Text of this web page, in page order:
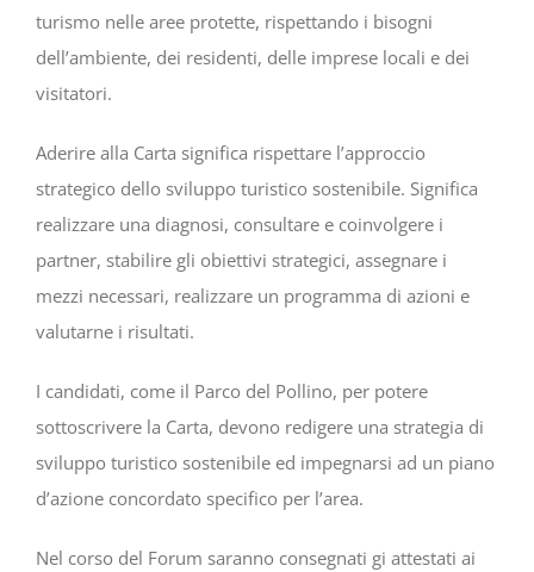
turismo nelle aree protette, rispettando i bisogni
dell’ambiente, dei residenti, delle imprese locali e dei
visitatori.
Aderire alla Carta significa rispettare l’approccio
strategico dello sviluppo turistico sostenibile. Significa
realizzare una diagnosi, consultare e coinvolgere i
partner, stabilire gli obiettivi strategici, assegnare i
mezzi necessari, realizzare un programma di azioni e
valutarne i risultati.
I candidati, come il Parco del Pollino, per potere
sottoscrivere la Carta, devono redigere una strategia di
sviluppo turistico sostenibile ed impegnarsi ad un piano
d’azione concordato specifico per l’area.
Nel corso del Forum saranno consegnati gi attestati ai